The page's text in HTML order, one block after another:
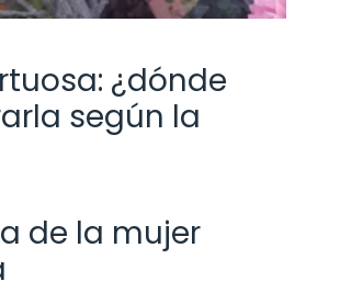
¿dónde
según la
de la mujer